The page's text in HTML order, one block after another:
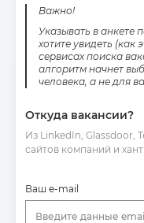
Важно!
Указывать в анкете
хотите увидеть (как
сервисах поиска
алгоритм начнет
человека, а не для
Откуда вакансии?
Из LinkedIn, Glassdoor,
сайтов компаний и
Ваш e-mail
Введите данные email